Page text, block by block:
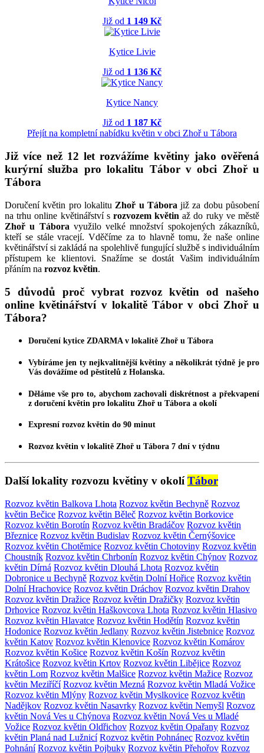
Již od 1 149 Kč
Kytice Livie
Již od 1 136 Kč
Kytice Nancy
Již od 1 187 Kč
Přejít na kompletní nabídku květin v obci Zhoř u Tábora
Již více než 12 let rozvážíme květiny jako ověřená
kurýrní služba pro lokalitu Tábor v obci Zhoř u
Tábora
Doručení květin pro lokalitu Zhoř u Tábora již za dobu působení
na trhu online květinářství s rozvozem květin až do ruky ve městě
Zhoř u Tábora využilo velké množství spokojených zákazníků,
kteří se stále vracejí. Vděčíme za to hlavně tomu, že naše online
květinářství si zakládá na spolehlivě fungující službě s individuálním
přístupem ke klientovi. Snažíme se dostát Vašim individuálním
přáním na rozvoz květin.
5 důvodů proč vybrat rozvoz květin od našeho
online květinářství v lokalitě Tábor v obci Zhoř u
Tábora?
Doručení kytice ZDARMAv lokalitě Zhoř u Tábora
Vybíráme jen ty nejkvalitnějšíkvětiny a několikrát týdně je pro
Vás dovážíme od pěstitelů z Holanska.
Děláme vše pro to, abychom zachovali diskrétnost a překvapení
z doručení květin pro lokalitu Zhoř u Tábora a okolí
Expresní rozvoz květin do 90 minut
Rozvoz květin v lokalitě Zhoř u Tábora 7 dní v týdnu
Další lokality rozvozu květiny v okolíTábor
Rozvoz květin Balkova Lhota Rozvoz květin Bechyně Rozvoz
květin Bečice Rozvoz květin Běleč Rozvoz květin Borkovice
Rozvoz květin Borotín Rozvoz květin Bradáčov Rozvoz květin
Březnice Rozvoz květin Budislav Rozvoz květin Černýšovice
Rozvoz květin Chotěmice Rozvoz květin Chotoviny Rozvoz květin
Choustník Rozvoz květin Chrbonín Rozvoz květin Chýnov Rozvoz
květin Dírná Rozvoz květin Dlouhá Lhota Rozvoz květin
Dobronice u Bechyně Rozvoz květin Dolní Hořice Rozvoz květin
Dolní Hrachovice Rozvoz květin Dráchov Rozvoz květin Drahov
Rozvoz květin Dražice Rozvoz květin Dražičky Rozvoz květin
Drhovice Rozvoz květin Haškovcova Lhota Rozvoz květin Hlasivo
Rozvoz květin Hlavatce Rozvoz květin Hodětín Rozvoz květin
Hodonice Rozvoz květin Jedlany Rozvoz květin Jistebnice Rozvoz
květin Katov Rozvoz květin Klenovice Rozvoz květin Komárov
Rozvoz květin Košice Rozvoz květin Košín Rozvoz květin
Krátošice Rozvoz květin Krtov Rozvoz květin Libějice Rozvoz
květin Lom Rozvoz květin Malšice Rozvoz květin Mažice Rozvoz
květin Meziříčí Rozvoz květin Mezná Rozvoz květin Mladá Vožice
Rozvoz květin Mlýny Rozvoz květin Myslkovice Rozvoz květin
Nadějkov Rozvoz květin Nasavrky Rozvoz květin Nemyšl Rozvoz
květin Nová Ves u Chýnova Rozvoz květin Nová Ves u Mladé
Vožice Rozvoz květin Oldřichov Rozvoz květin Opařany Rozvoz
květin Planá nad Lužnicí Rozvoz květin Pohnánec Rozvoz květin
Pohnání Rozvoz květin Pojbuky Rozvoz květin Přehořov Rozvoz